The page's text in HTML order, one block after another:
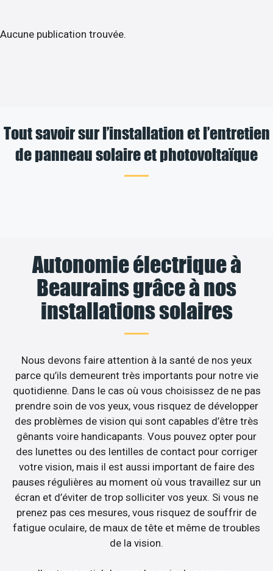
Aucune publication trouvée.
Tout savoir sur l’installation et l’entretien
de panneau solaire et photovoltaïque
Autonomie électrique à
Beaurains grâce à nos
installations solaires
Nous devons faire attention à la santé de nos yeux
parce qu’ils demeurent très importants pour notre vie
quotidienne. Dans le cas où vous choisissez de ne pas
prendre soin de vos yeux, vous risquez de développer
des problèmes de vision qui sont capables d’être très
gênants voire handicapants. Vous pouvez opter pour
des lunettes ou des lentilles de contact pour corriger
votre vision, mais il est aussi important de faire des
pauses régulières au moment où vous travaillez sur un
écran et d’éviter de trop solliciter vos yeux. Si vous ne
prenez pas ces mesures, vous risquez de souffrir de
fatigue oculaire, de maux de tête et même de troubles
de la vision.